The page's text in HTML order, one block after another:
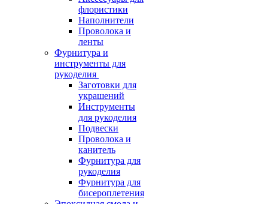
флористики
Наполнители
Проволока и
ленты
Фурнитура и
инструменты для
рукоделия
Заготовки для
украшений
Инструменты
для рукоделия
Подвески
Проволока и
канитель
Фурнитура для
рукоделия
Фурнитура для
бисероплетения